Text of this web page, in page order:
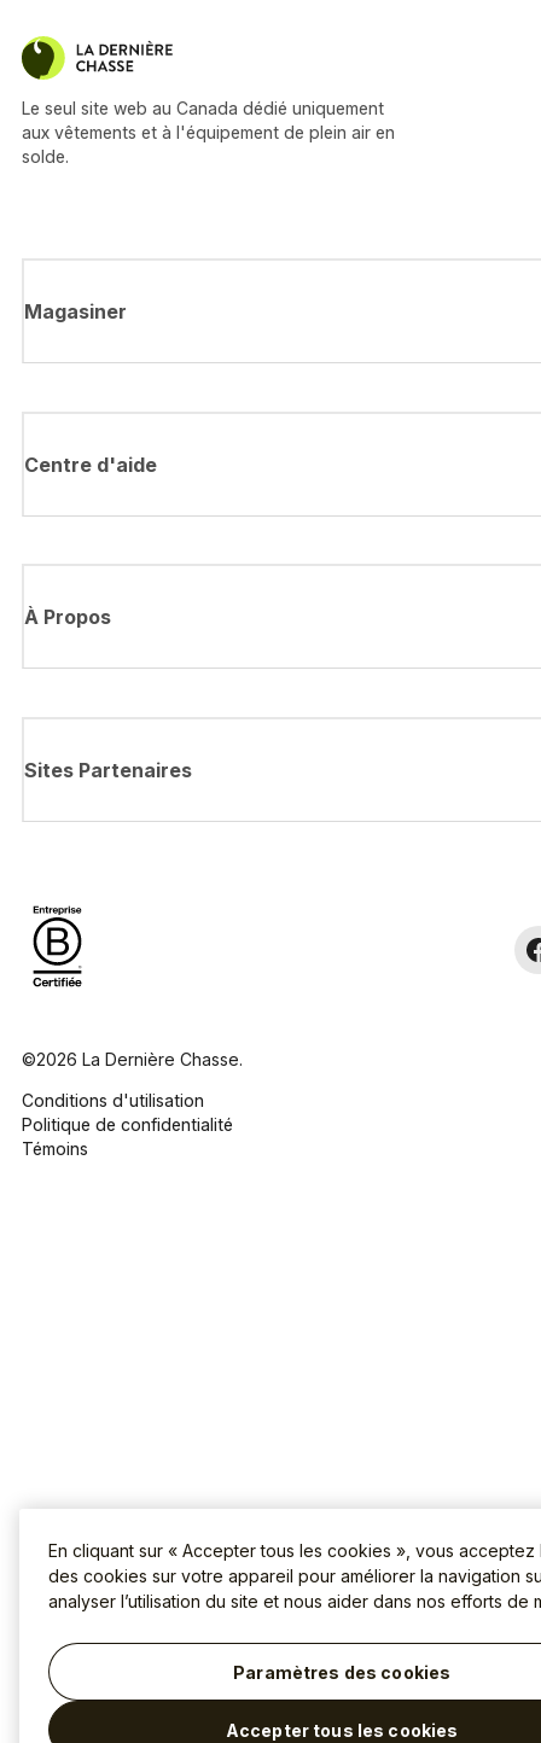
Le seul site web au Canada dédié uniquement
aux vêtements et à l'équipement de plein air en
solde.
Magasiner
Centre d'aide
À Propos
Sites Partenaires
©2026 La Dernière Chasse.
Conditions d'utilisation
Politique de confidentialité
Témoins
En cliquant sur « Accepter tous les cookies », vous
des cookies sur votre appareil pour améliorer la navigation
analyser l’utilisation du site et nous aider dans nos efforts de
Paramètres des cookies
Accepter tous les cookies